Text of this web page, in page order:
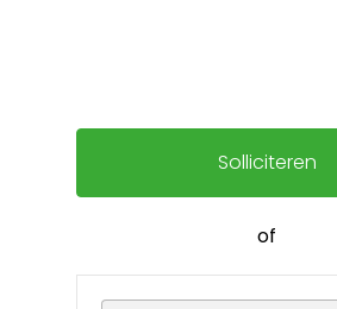
Solliciteren
of